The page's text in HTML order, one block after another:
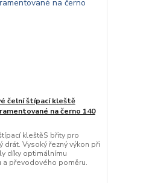
čelní štípací kleště
na černo 140
kleštěS břity pro
drát. Vysoký řezný výkon při
díky optimálnímu
převodového poměru.